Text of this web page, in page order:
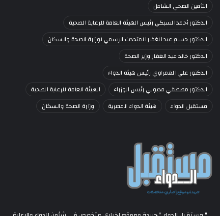
التأمين الصحي الشامل
الدكتور أحمد السبكي رئيس الهيئة العامة للرعاية الصحية
الدكتور حسام عبد الغفار المتحدث الرسمي لوزارة الصحة والسكان
الدكتور خالد عبد الغفار وزير الصحة
الدكتور علي الغمراوي رئيس هيئة الدواء
الدكتور مصطفي مدبولي رئيس الوزراء
الهيئة العامة للرعاية الصحية
مستقبل الدواء
هيئة الدواء المصرية وزارة الصحة والسكان